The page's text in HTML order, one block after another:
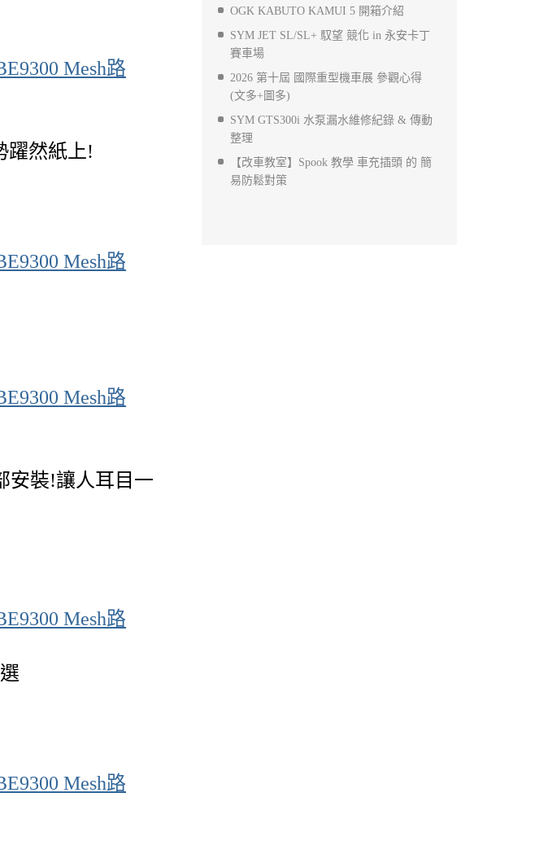
躍然紙上!
安裝!讓人耳目一
OGK KABUTO KAMUI 5 開箱介紹
SYM JET SL/SL+ 馭望 競化 in 永安卡丁
賽車場
2026 第十屆 國際重型機車展 參觀心得
(文多+圖多)
SYM GTS300i 水泵漏水維修紀錄 & 傳動
整理
【改車教室】Spook 教學 車充插頭 的 簡
易防鬆對策